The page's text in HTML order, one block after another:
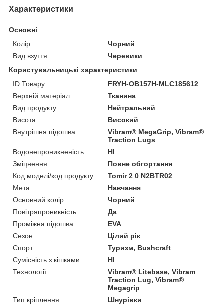
Характеристики
Основні
Колір
Чорний
Вид взуття
Черевики
Користувальницькі характеристики
ID Товару :
FRYH-OB157H-MLC185612
Верхній матеріал
Тканина
Вид продукту
Нейтральний
Висота
Високий
Внутрішня підошва
Vibram® MegaGrip, Vibram®
Traction Lugs
Водонепроникненість
HI
Зміцнення
Повне обгортання
Код моделі/код продукту
Tomir 2 0 N2BTR02
Мета
Навчання
Основний колір
Чорний
Повітряпроникність
Да
Проміжна підошва
EVA
Сезон
Цілий рік
Спорт
Туризм, Bushcraft
Сумісність з кішками
HI
Технології
Vibram® Litebase, Vibram
Traction Lug, Vibram®
Megagrip
Тип кріплення
Шнурівки